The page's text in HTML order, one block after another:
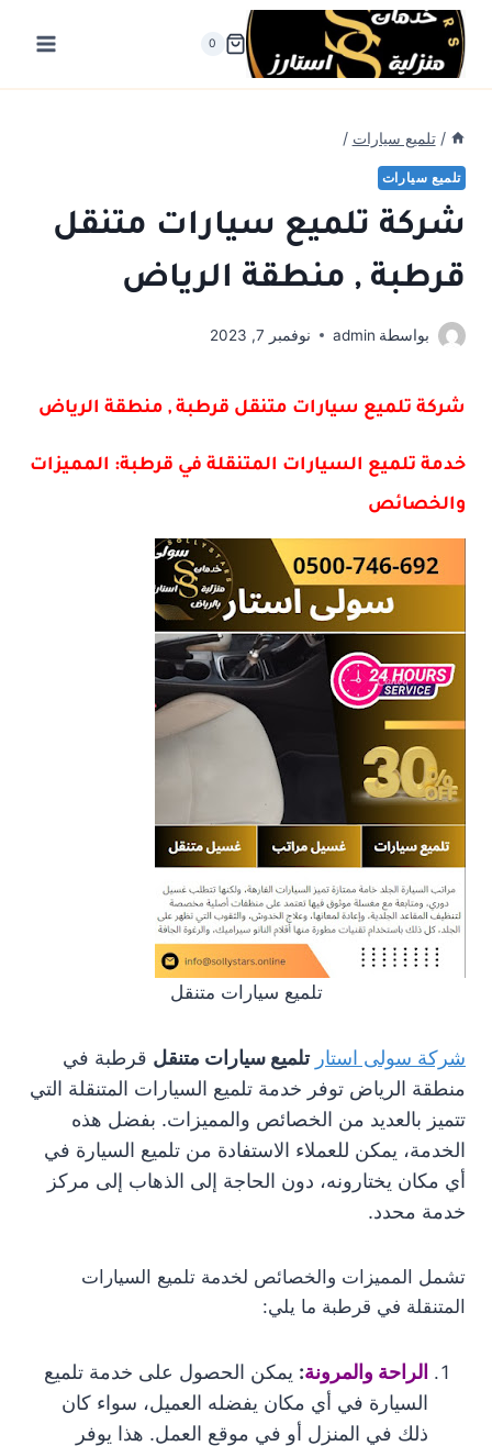
التجاوز
المحتوى
0
/ تلميع سيارات /
تلميع سيارات
شركة تلميع سيارات متنقل
قرطبة , منطقة الرياض
بواسطة admin نوفمبر 7, 2023
شركة تلميع سيارات متنقل قرطبة , منطقة الرياض
خدمة تلميع السيارات المتنقلة في قرطبة: المميزات
والخصائص
تلميع سيارات متنقل
شركة سولى استار تلميع سيارات متنقل قرطبة في
منطقة الرياض توفر خدمة تلميع السيارات المتنقلة التي
تتميز بالعديد من الخصائص والمميزات. بفضل هذه
الخدمة، يمكن للعملاء الاستفادة من تلميع السيارة في
أي مكان يختارونه، دون الحاجة إلى الذهاب إلى مركز
خدمة محدد.
تشمل المميزات والخصائص لخدمة تلميع السيارات
المتنقلة في قرطبة ما يلي:
الراحة والمرونة: يمكن الحصول على خدمة تلميع
السيارة في أي مكان يفضله العميل، سواء كان
ذلك في المنزل أو في موقع العمل. هذا يوفر